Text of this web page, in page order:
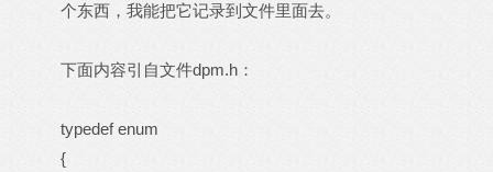
个东西，我能把它记录到文件里面去。
下面内容引自文件dpm.h：
typedef enum
{